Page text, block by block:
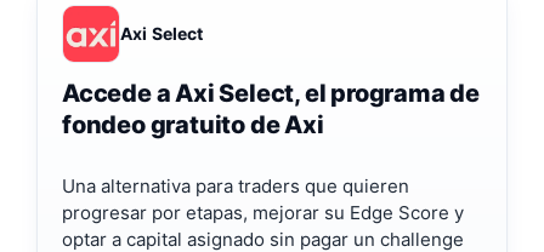
Axi Select
Accede a Axi Select, el programa de
fondeo gratuito de Axi
Una alternativa para traders que quieren
progresar por etapas, mejorar su Edge Score y
optar a capital asignado sin pagar un challenge